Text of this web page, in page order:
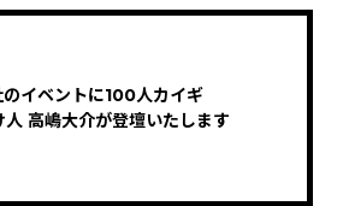
イベントに100人カイギ
高嶋大介が登壇いたします